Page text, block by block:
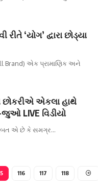
‘યોગ’ દ્વારા છોડ્યા
Brand) એક પ્રામાણિક અને
છોકરીએ એકલા હાથે
જુઓ LIVE વિડીયો
એ છે કે સમગ્ર…
116 117 118